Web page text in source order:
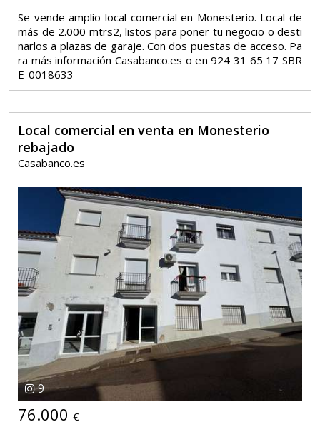
Se vende amplio local comercial en Monesterio. Local de
más de 2.000 mtrs2, listos para poner tu negocio o desti
narlos a plazas de garaje. Con dos puestas de acceso. Pa
ra más información Casabanco.es o en 924 31 65 17 SBR
E-0018633
Local comercial en venta en Monesterio
rebajado
Casabanco.es
9
76.000 €